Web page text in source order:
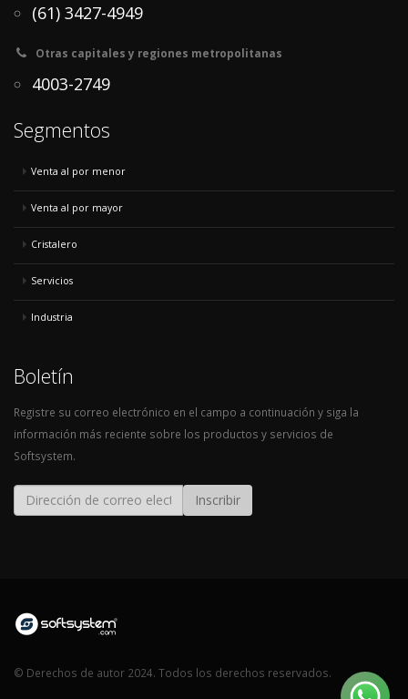
(61) 3427-4949
Otras capitales y regiones metropolitanas
4003-2749
Segmentos
Venta al por menor
Venta al por mayor
Cristalero
Servicios
Industria
Boletín
Registre su correo electrónico en el campo a continuación y siga la
información más reciente sobre los productos y servicios de
Softsystem.
Inscribir
© Derechos de autor 2024. Todos los derechos reservados.